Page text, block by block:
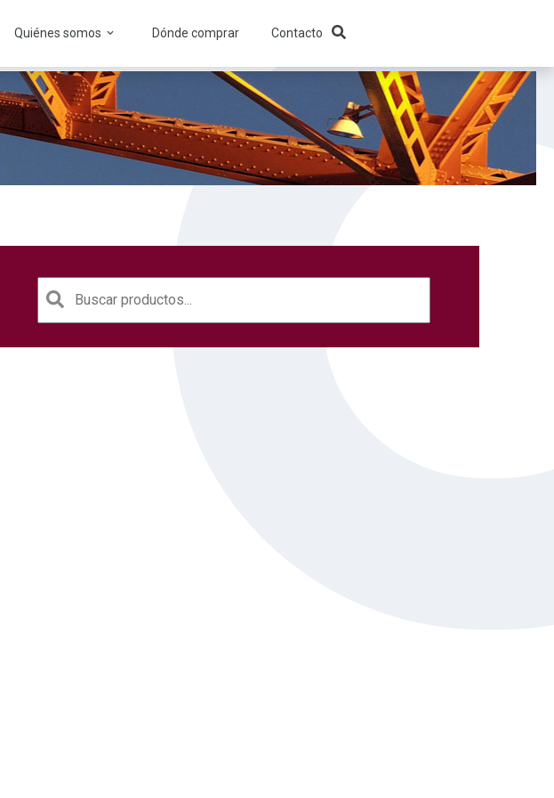
Quiénes somos Dónde comprar Contacto